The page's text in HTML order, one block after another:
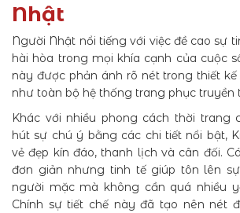
Nhật
Người Nhật nổi tiếng với việc đề cao sự
hài hòa trong mọi khía cạnh của cuộc
này được phản ánh rõ nét trong thiết
như toàn bộ hệ thống trang phục truyền
Khác với nhiều phong cách thời trang
hút sự chú ý bằng các chi tiết nổi bật,
vẻ đẹp kín đáo, thanh lịch và cân đối.
đơn giản nhưng tinh tế giúp tôn lên
người mặc mà không cần quá nhiều
Chính sự tiết chế này đã tạo nên nét